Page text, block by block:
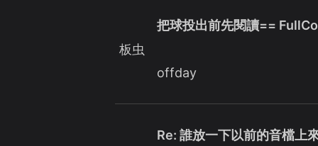
板虫
把球投出前先閱讀==
offday
Re: 誰放一下以前的音檔上